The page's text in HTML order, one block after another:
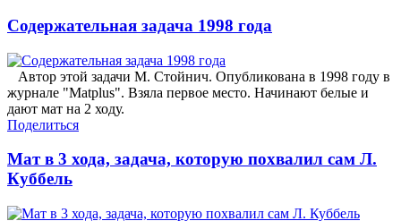
Содержательная задача 1998 года
Автор этой задачи М. Стойнич. Опубликована в 1998 году в
журнале "Matplus". Взяла первое место. Начинают белые и
дают мат на 2 ходу.
Поделиться
Мат в 3 хода, задача, которую похвалил сам Л.
Куббель